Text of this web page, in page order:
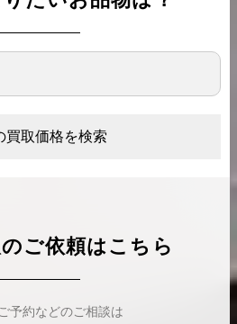
買取価格を検索
ご依頼はこちら
予約などのご相談は